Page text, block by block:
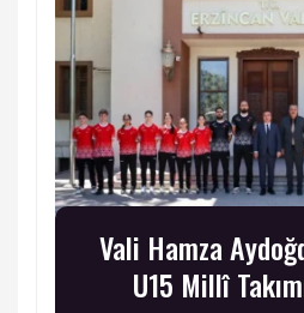
Vali Hamza
U15 Millî